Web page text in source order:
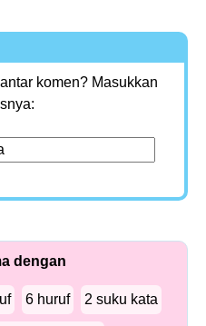
komen? Masukkan
dengan
6 huruf 2 suku kata